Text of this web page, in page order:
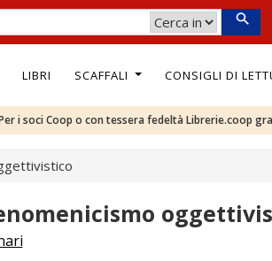
LIBRI SCAFFALI CONSIGLI DI
i soci Coop o con tessera fedeltà Librerie.coop